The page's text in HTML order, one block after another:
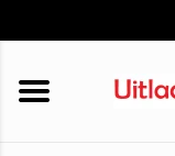
HOME